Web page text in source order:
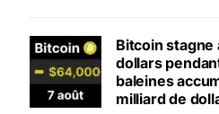
Bitcoin stagne
dollars
baleines
milliard de